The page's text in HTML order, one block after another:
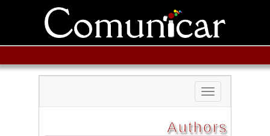
Toggle
navigation
Authors